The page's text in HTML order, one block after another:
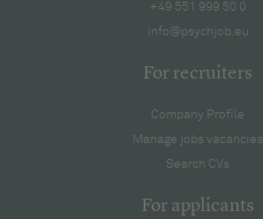
+49 551 999 50 0
info@psychjob.eu
For recruiters
Company Profile
Manage jobs vacancies
Search CVs
For applicants